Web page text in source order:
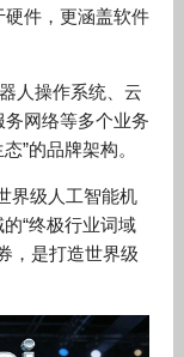
件，更涵盖软件
人操作系统、云
网络等多个业务
”的品牌架构。
界级人工智能机
“终极行业词域
，是打造世界级